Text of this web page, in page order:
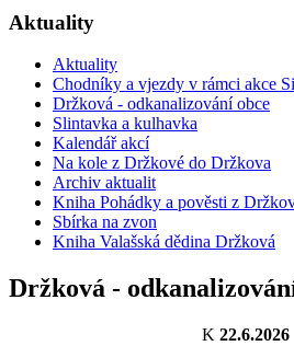
Aktuality
Aktuality
Chodníky a vjezdy v rámci akce
Držková - odkanalizování obce
Slintavka a kulhavka
Kalendář akcí
Na kole z Držkové do Držkova
Archiv aktualit
Kniha Pohádky a pověsti z
Sbírka na zvon
Kniha Valašská dědina Držková
Držková -
K 22.6.2026